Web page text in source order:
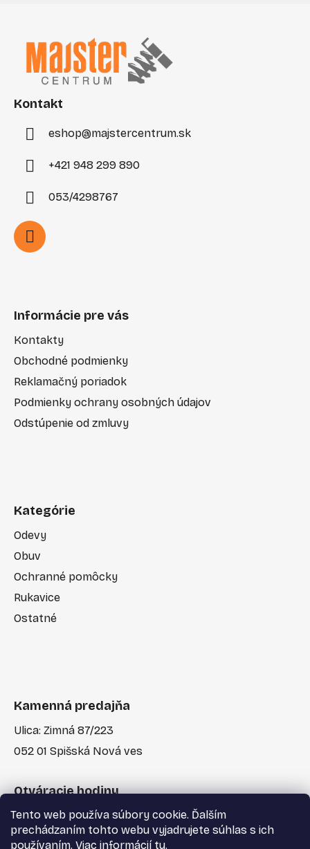
Tento web používa súbory cookie. Ďalším
prechádzaním tohto webu vyjadrujete súhlas s ich
používaním. Viac informácií tu.
Kontakt
eshop@majstercentrum.sk
+421 948 299 890
053/4298767
Informácie pre vás
Kontakty
Obchodné podmienky
Reklamačný poriadok
Podmienky ochrany osobných údajov
Odstúpenie od zmluvy
Kategórie
Odevy
Obuv
Ochranné pomôcky
Rukavice
Ostatné
Kamenná predajňa
Ulica: Zimná 87/223
052 01 Spišská Nová ves
Otváracie hodiny
Po-Pia: 7:30 - 17:00